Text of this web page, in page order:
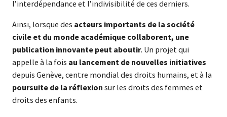
l’interdépendance et l’indivisibilité de ces derniers.
Ainsi, lorsque des acteurs importants de la société
civile et du monde académique collaborent, une
publication innovante peut aboutir. Un projet qui
appelle à la fois au lancement de nouvelles initiatives
depuis Genève, centre mondial des droits humains, et à la
poursuite de la réflexion sur les droits des femmes et
droits des enfants.